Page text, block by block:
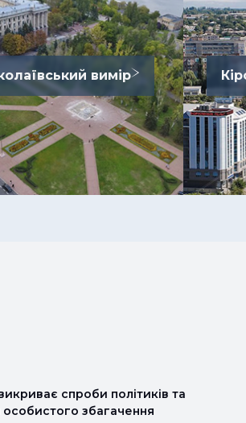
вимір
спроби політиків та
збагачення